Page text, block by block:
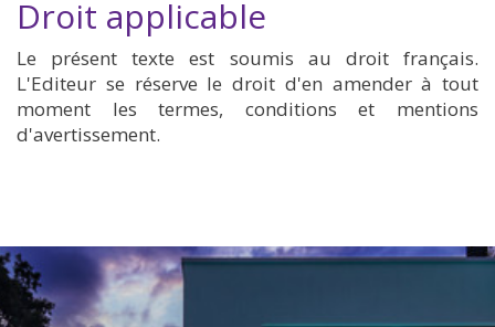
Droit applicable
Le présent texte est soumis au droit français.
L'Editeur se réserve le droit d'en amender à tout
moment les termes, conditions et mentions
d'avertissement.